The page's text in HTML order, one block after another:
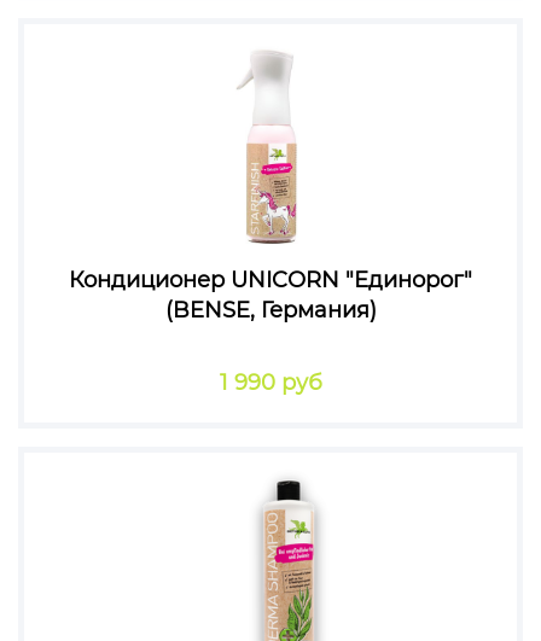
Кондиционер UNICORN "Единорог"
(BENSE, Германия)
1 990 руб